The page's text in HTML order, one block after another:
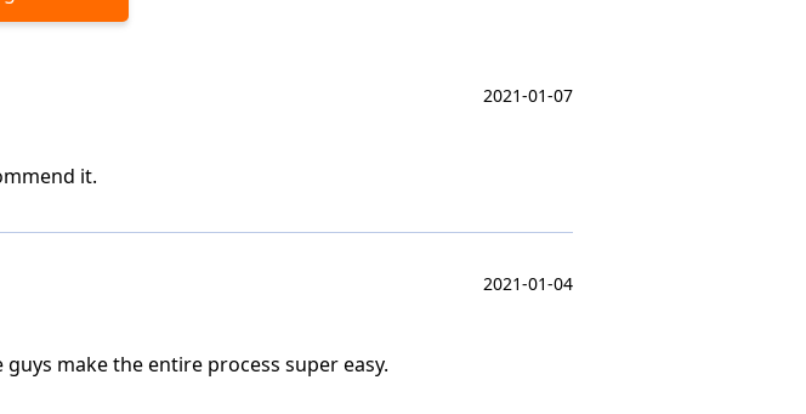
2021-01-07
it.
2021-01-04
make the entire process super easy.